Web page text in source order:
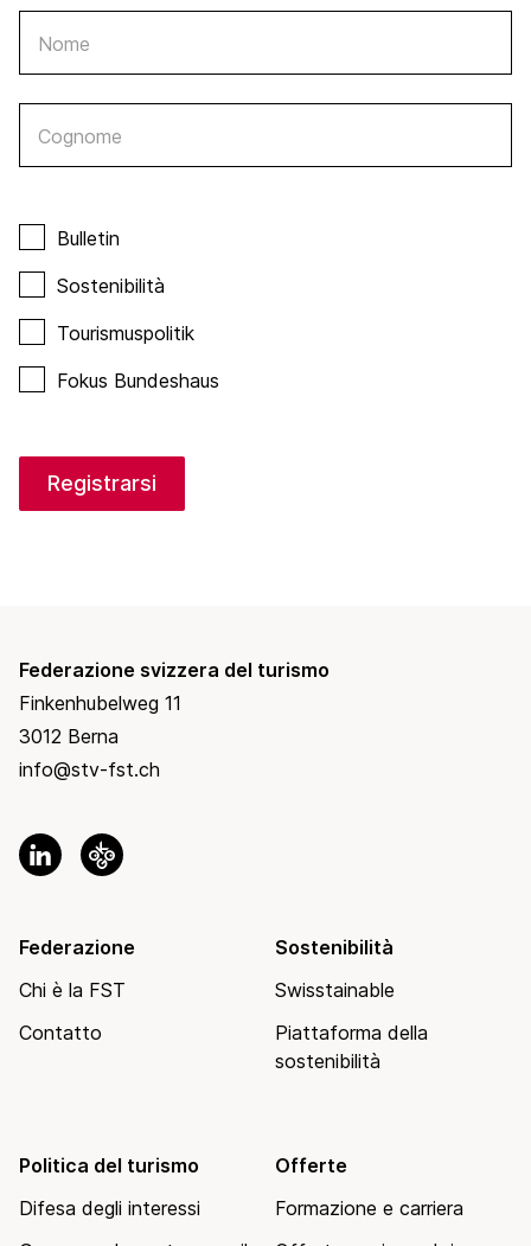
Nome
Cognome
Bulletin
Sostenibilità
Tourismuspolitik
Fokus Bundeshaus
Registrarsi
Federazione svizzera del turismo
Finkenhubelweg 11
3012 Berna
info@stv-fst.ch
Federazione
Chi è la FST
Contatto
Sostenibilità
Swisstainable
Piattaforma della
sostenibilità
Politica del turismo
Difesa degli interessi
Offerte
Formazione e carriera